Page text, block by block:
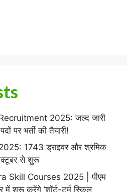
2025: जल्द जारी
पर भर्ती की तैयारी!
1743 ड्राइवर और श्रमिक
से शुरू
Skill Courses 2025 | पीएम
में शुरू करेंगे ‘शॉर्ट-टर्म स्किल